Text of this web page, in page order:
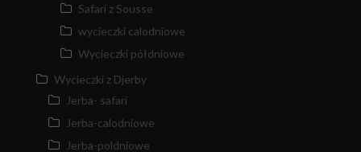
Safari z Sousse
wycieczki calodniowe
Wycieczki półdniowe
Wycieczki z Djerby
Jerba- safari
Jerba-calodniowe
Jerba-poldniowe